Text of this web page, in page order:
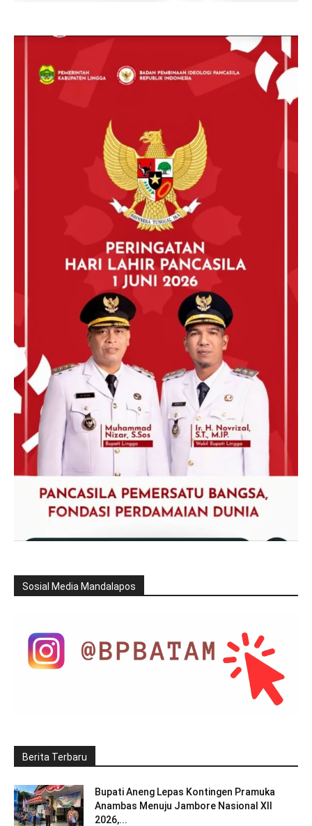
Sosial Media Mandalapos
Berita Terbaru
Bupati Aneng Lepas Kontingen Pramuka
Anambas Menuju Jambore Nasional XII
2026,...